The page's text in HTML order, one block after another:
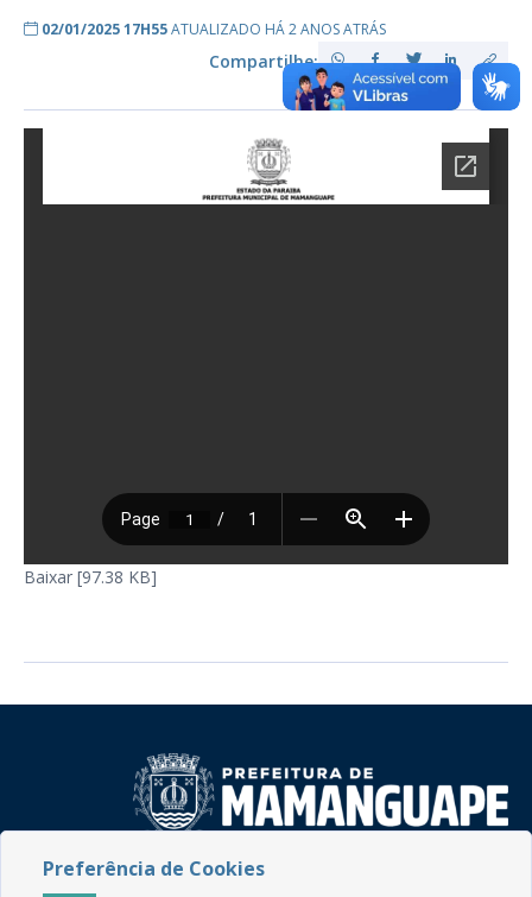
02/01/2025 17H55ATUALIZADO HÁ 2 ANOS ATRÁS
Compartilhe:
Baixar [97.38 KB]
Rua do Imperador, 78, Centro
Preferência de Cookies